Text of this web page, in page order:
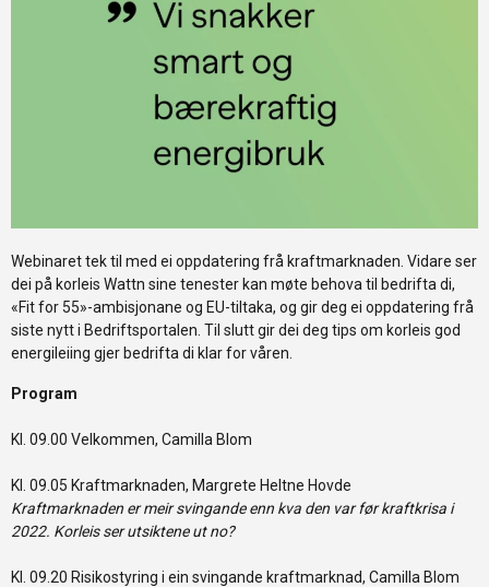
Webinaret tek til med ei oppdatering frå kraftmarknaden. Vidare ser
dei på korleis Wattn sine tenester kan møte behova til bedrifta di,
«Fit for 55»-ambisjonane og EU-tiltaka, og gir deg ei oppdatering frå
siste nytt i Bedriftsportalen. Til slutt gir dei deg tips om korleis god
energileiing gjer bedrifta di klar for våren.
Program
Kl. 09.00 Velkommen, Camilla Blom
Kl. 09.05 Kraftmarknaden, Margrete Heltne Hovde
Kraftmarknaden er meir svingande enn kva den var før kraftkrisa i
2022. Korleis ser utsiktene ut no?
Kl. 09.20 Risikostyring i ein svingande kraftmarknad, Camilla Blom